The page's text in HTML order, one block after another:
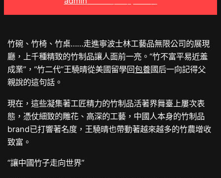
竹碗、竹椅、竹桌……走進寧波士林工藝品無限公司的展現
廳，上千種精致的竹制品讓人面前一亮。“竹不富平易近羞
成業”，“竹二代”王驍晴從美國留學回包養國后一向記得父
親說的這句話。
現在，這些凝集著工匠精力的竹制品活著界舞臺上屢次表
態，憑仗細致的雕花、高深的工藝，中國人本身的竹制品
brand已打響著名度，王驍晴也帶動著越來越多的竹農增收
致富。
“讓中國竹子走向世界”